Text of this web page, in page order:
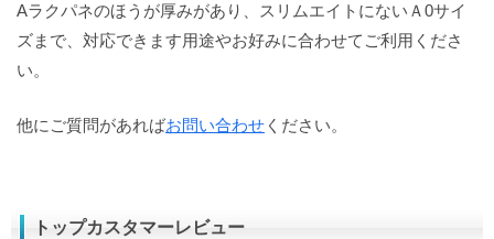
Aラクパネのほうが厚みがあり、スリムエイトにないＡ0サイ
ズまで、対応できます用途やお好みに合わせてご利用くださ
い。
他にご質問があればお問い合わせ ください。
トップカスタマーレビュー